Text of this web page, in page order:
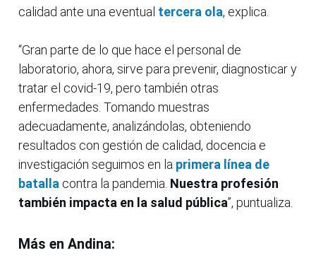
calidad ante una eventual tercera ola, explica.
“Gran parte de lo que hace el personal de
laboratorio, ahora, sirve para prevenir, diagnosticar y
tratar el covid-19, pero también otras
enfermedades. Tomando muestras
adecuadamente, analizándolas, obteniendo
resultados con gestión de calidad, docencia e
investigación seguimos en la primera línea de
batalla contra la pandemia. Nuestra profesión
también impacta en la salud pública”, puntualiza.
Más en Andina: